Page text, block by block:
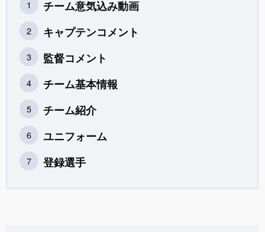
チーム意気込み動画
キャプテンコメント
監督コメント
チーム基本情報
チーム紹介
ユニフォーム
登録選手